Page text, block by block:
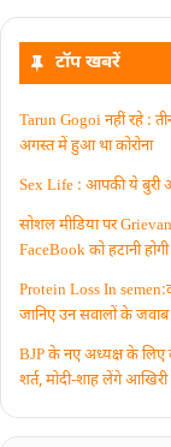
टॉप खबरें
Tarun Gogoi नहीं रहे :
अगस्त में हुआ था कोरोना
Sex Life : आपकी ये बुरी
सोशल मीडिया पर
FaceBook को हटानी
Protein Loss In
जानिए उन सवालों के
BJP के नए अध्यक्ष के लिए
शर्त, मोदी-शाह लेंगे